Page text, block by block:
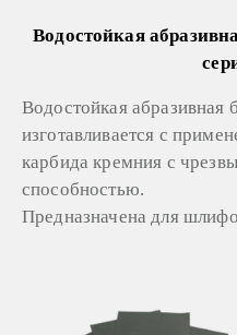
Водостойкая
Водостойкая абразивная
изготавливается с
карбида кремния с
способностью.
Предназначена для